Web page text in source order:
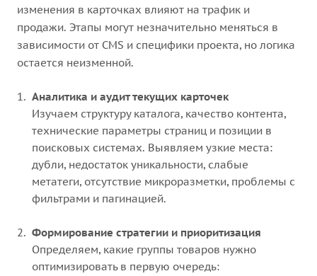
изменения в карточках влияют на трафик и
продажи. Этапы могут незначительно меняться в
зависимости от CMS и специфики проекта, но логика
остается неизменной.
Аналитика и аудит текущих карточек
Изучаем структуру каталога, качество контента,
технические параметры страниц и позиции в
поисковых системах. Выявляем узкие места:
дубли, недостаток уникальности, слабые
метатеги, отсутствие микроразметки, проблемы с
фильтрами и пагинацией.
Формирование стратегии и приоритизация
Определяем, какие группы товаров нужно
оптимизировать в первую очередь: